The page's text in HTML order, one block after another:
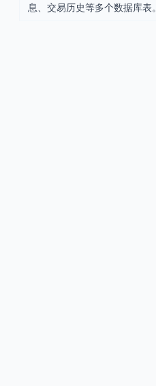
息、交易历史等多个数据库表。